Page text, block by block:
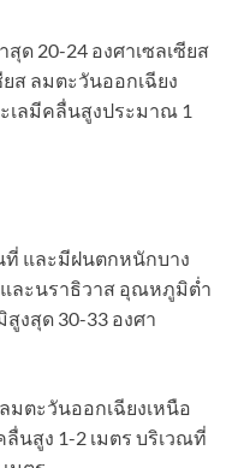
ด 20-24 องศาเซลเซียส
ส ลมตะวันออกเฉียง
เลมีคลื่นสูงประมาณ 1
ที่ และมีฝนตกหนักบาง
ละนราธิวาส อุณหภูมิต่ำ
งสุด 30-33 องศา
ตะวันออกเฉียงเหนือ
นสูง 1-2 เมตร บริเวณที่